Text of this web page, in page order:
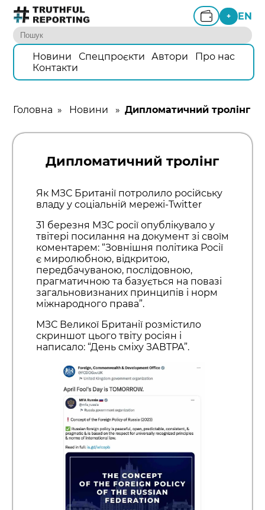
+ EN
Новини Спецпроєкти Автори
Про нас
Контакти
Головна » Новини »Дипломатичний тролінг
Дипломатичний тролінг
Як МЗС Британії потролило російську
владу у соціальній мережі-Twitter
31 березня МЗС росії опублікувало у
твітері посилання на документ зі своїм
коментарем: “Зовнішня політика Росії
є миролюбною, відкритою,
передбачуваною, послідовною,
прагматичною та базується на повазі
загальновизнаних принципів і норм
міжнародного права”.
МЗС Великої Британії розмістило
скриншот цього твіту росіян і
написало: “День сміху ЗАВТРА”.